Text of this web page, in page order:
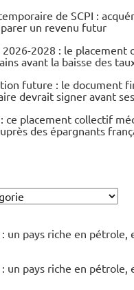
de SCPI :
un revenu futur
2026-2028 : le placement
avant la baisse des
future : le document
devrait signer avant
ce placement collectif
des épargnants
un pays riche en pétrole,
un pays riche en pétrole,